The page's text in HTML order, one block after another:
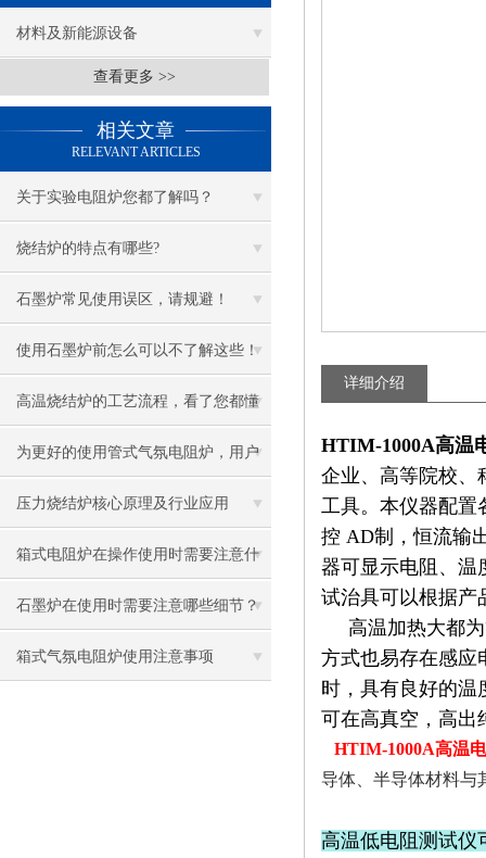
材料及新能源设备
查看更多 >>
相关文章
RELEVANT ARTICLES
关于实验电阻炉您都了解吗？
烧结炉的特点有哪些?
石墨炉常见使用误区，请规避！
使用石墨炉前怎么可以不了解这些！
高温烧结炉的工艺流程，看了您都懂
为更好的使用管式气氛电阻炉，用户
需掌握这些知识
压力烧结炉核心原理及行业应用
箱式电阻炉在操作使用时需要注意什
么
石墨炉在使用时需要注意哪些细节？
箱式气氛电阻炉使用注意事项
详细介绍
HTIM-1000A高温
企业、高等院校、
工具。本仪器配置
控 AD制，恒流输
器可显示电阻、温
试治具可以根据产
高温加热大都为
方式也易存在感应
时，具有良好的温
可在高真空，高出
HTIM-1000A高温
导体、半导体材料与
高温低电阻测试仪